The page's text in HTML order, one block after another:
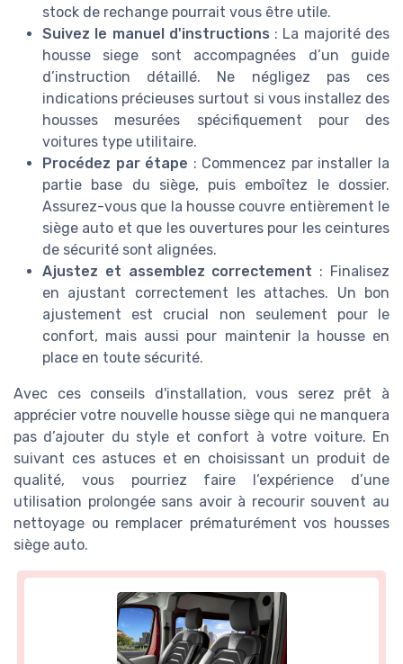
stock de rechange pourrait vous être utile.
Suivez le manuel d'instructions : La majorité des
housse siege sont accompagnées d’un guide
d’instruction détaillé. Ne négligez pas ces
indications précieuses surtout si vous installez des
housses mesurées spécifiquement pour des
voitures type utilitaire.
Procédez par étape : Commencez par installer la
partie base du siège, puis emboîtez le dossier.
Assurez-vous que la housse couvre entièrement le
siège auto et que les ouvertures pour les ceintures
de sécurité sont alignées.
Ajustez et assemblez correctement : Finalisez
en ajustant correctement les attaches. Un bon
ajustement est crucial non seulement pour le
confort, mais aussi pour maintenir la housse en
place en toute sécurité.
Avec ces conseils d'installation, vous serez prêt à
apprécier votre nouvelle housse siège qui ne manquera
pas d’ajouter du style et confort à votre voiture. En
suivant ces astuces et en choisissant un produit de
qualité, vous pourriez faire l’expérience d’une
utilisation prolongée sans avoir à recourir souvent au
nettoyage ou remplacer prématurément vos housses
siège auto.